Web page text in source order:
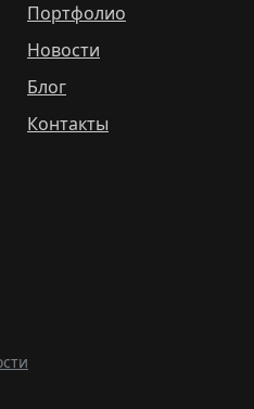
Портфолио
Новости
Блог
Контакты